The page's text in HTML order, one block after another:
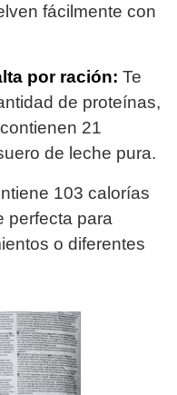
fácilmente con
por ración: Te
de proteínas,
21
de leche pura.
103 calorías
perfecta para
o diferentes